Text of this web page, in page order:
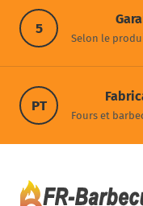
5
Selon le
PT
Fours et